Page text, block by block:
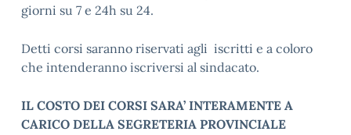
giorni su 7 e 24h su 24.
Detti corsi saranno riservati agli iscritti e a coloro
che intenderanno iscriversi al sindacato.
IL COSTO DEI CORSI SARA’ INTERAMENTE A
CARICO DELLA SEGRETERIA PROVINCIALE